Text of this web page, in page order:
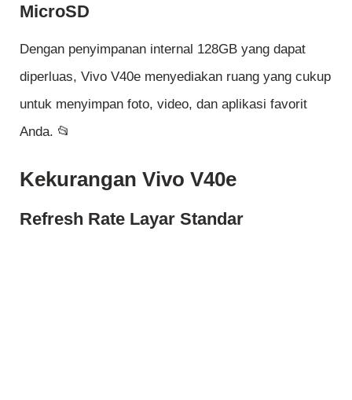
MicroSD
Dengan penyimpanan internal 128GB yang dapat
diperluas, Vivo V40e menyediakan ruang yang cukup
untuk menyimpan foto, video, dan aplikasi favorit
Anda. 📂
Kekurangan Vivo V40e
Refresh Rate Layar Standar